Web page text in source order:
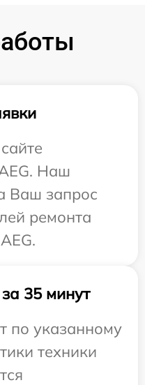
Наш
Ваш запрос
ремонта
35 минут
по указанному
техники